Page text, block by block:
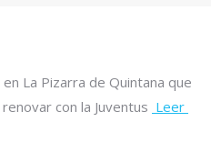
La Pizarra de Quintana que
con la Juventus Leer